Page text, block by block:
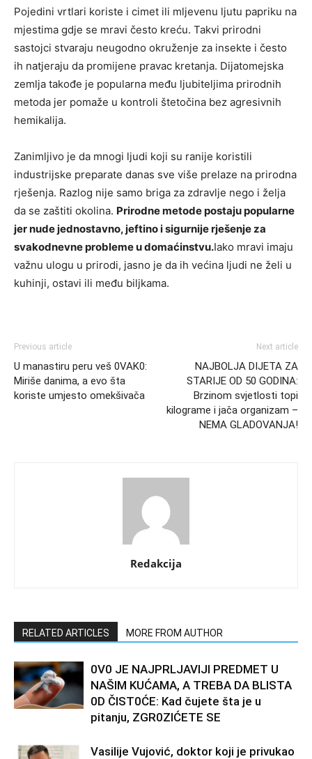
Pojedini vrtlari koriste i cimet ili mljevenu ljutu papriku na
mjestima gdje se mravi često kreću. Takvi prirodni
sastojci stvaraju neugodno okruženje za insekte i često
ih natjeraju da promijene pravac kretanja. Dijatomejska
zemlja takođe je popularna među ljubiteljima prirodnih
metoda jer pomaže u kontroli štetočina bez agresivnih
hemikalija.
Zanimljivo je da mnogi ljudi koji su ranije koristili
industrijske preparate danas sve više prelaze na prirodna
rješenja. Razlog nije samo briga za zdravlje nego i želja
da se zaštiti okolina. Prirodne metode postaju popularne
jer nude jednostavno, jeftino i sigurnije rješenje za
svakodnevne probleme u domaćinstvu.Iako mravi imaju
važnu ulogu u prirodi, jasno je da ih većina ljudi ne želi u
kuhinji, ostavi ili među biljkama.
Previous article
U manastiru peru veš 0VAK0:
Miriše danima, a evo šta
koriste umjesto omekšivača
Next article
NAJBOLJA DIJETA ZA
STARIJE OD 50 GODINA:
Brzinom svjetlosti topi
kilograme i jača organizam –
NEMA GLADOVANJA!
Redakcija
RELATED ARTICLES MORE FROM AUTHOR
0V0 JE NAJPRLJAVlJl PREDMET U
NAŠlM KUĆAMA, A TREBA DA BLISTA
0D ČIST0ĆE: Kad čujete šta je u
pitanju, ZGR0ZIĆETE SE
Vasilije Vujović, doktor koji je privukao